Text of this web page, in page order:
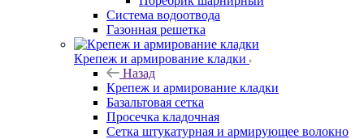
Система водоотвода
Газонная решетка
Крепеж и армирование кладки
Назад
Крепеж и армирование кладки
Базальтовая сетка
Просечка кладочная
Сетка штукатурная и армирующее волокно